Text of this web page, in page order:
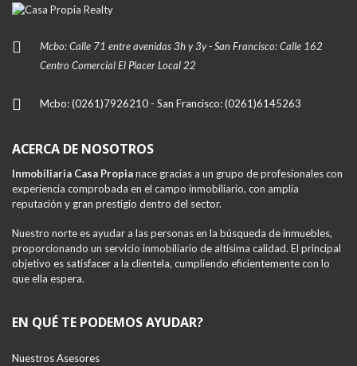
Mcbo: Calle 71 entre avenidas 3h y 3y - San Francisco: Calle 162
Centro Comercial El Placer Local 22
Mcbo: (0261)7926210 - San Francisco: (0261)6145263
ACERCA DE NOSOTROS
Inmobiliaria Casa Propianace gracias a un grupo de profesionales con
experiencia comprobada en el campo inmobiliario, con amplia
reputación y gran prestigio dentro del sector.
Nuestro norte es ayudar a las personas en la búsqueda de inmuebles,
proporcionando un servicio inmobiliario de altísima calidad. El principal
objetivo es satisfacer a la clientela, cumpliendo eficientemente con lo
que ella espera.
EN QUÉ TE PODEMOS AYUDAR?
Nuestros Asesores